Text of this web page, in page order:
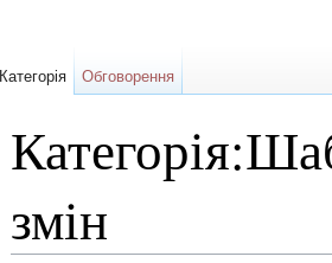
змін
Категорія Обговорення